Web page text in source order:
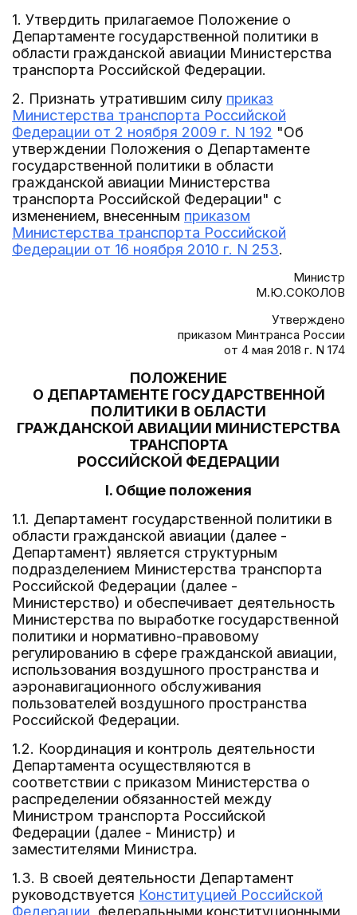
1. Утвердить прилагаемое Положение о
Департаменте государственной политики в
области гражданской авиации Министерства
транспорта Российской Федерации.
2. Признать утратившим силу приказ
Министерства транспорта Российской
Федерации от 2 ноября 2009 г. N 192 "Об
утверждении Положения о Департаменте
государственной политики в области
гражданской авиации Министерства
транспорта Российской Федерации" с
изменением, внесенным приказом
Министерства транспорта Российской
Федерации от 16 ноября 2010 г. N 253.
Министр
М.Ю.СОКОЛОВ
Утверждено
приказом Минтранса России
от 4 мая 2018 г. N 174
ПОЛОЖЕНИЕ
О ДЕПАРТАМЕНТЕ ГОСУДАРСТВЕННОЙ
ПОЛИТИКИ В ОБЛАСТИ
ГРАЖДАНСКОЙ АВИАЦИИ МИНИСТЕРСТВА
ТРАНСПОРТА
РОССИЙСКОЙ ФЕДЕРАЦИИ
I. Общие положения
1.1. Департамент государственной политики в
области гражданской авиации (далее -
Департамент) является структурным
подразделением Министерства транспорта
Российской Федерации (далее -
Министерство) и обеспечивает деятельность
Министерства по выработке государственной
политики и нормативно-правовому
регулированию в сфере гражданской авиации,
использования воздушного пространства и
аэронавигационного обслуживания
пользователей воздушного пространства
Российской Федерации.
1.2. Координация и контроль деятельности
Департамента осуществляются в
соответствии с приказом Министерства о
распределении обязанностей между
Министром транспорта Российской
Федерации (далее - Министр) и
заместителями Министра.
1.3. В своей деятельности Департамент
руководствуется Конституцией Российской
Федерации, федеральными конституционными